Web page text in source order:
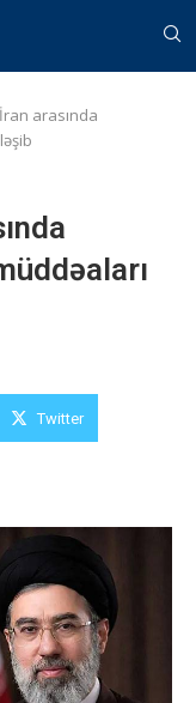
arasında
Twitter